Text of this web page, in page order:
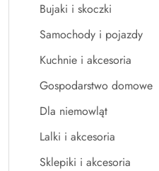
Bujaki i skoczki
Samochody i pojazdy
Kuchnie i akcesoria
Gospodarstwo domowe
Dla niemowląt
Lalki i akcesoria
Sklepiki i akcesoria